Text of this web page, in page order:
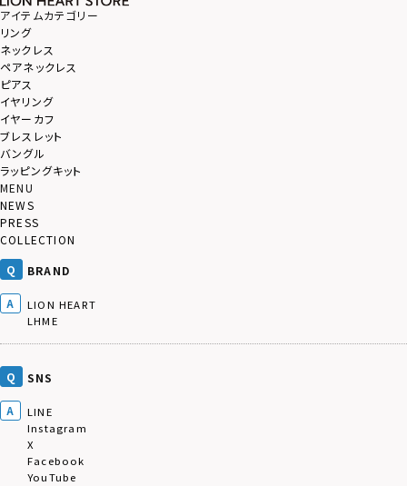
アイテムカテゴリー
リング
ネックレス
ペアネックレス
ピアス
イヤリング
イヤーカフ
ブレスレット
バングル
ラッピングキット
MENU
NEWS
PRESS
COLLECTION
BRAND
LION HEART
LHME
SNS
LINE
Instagram
X
Facebook
YouTube